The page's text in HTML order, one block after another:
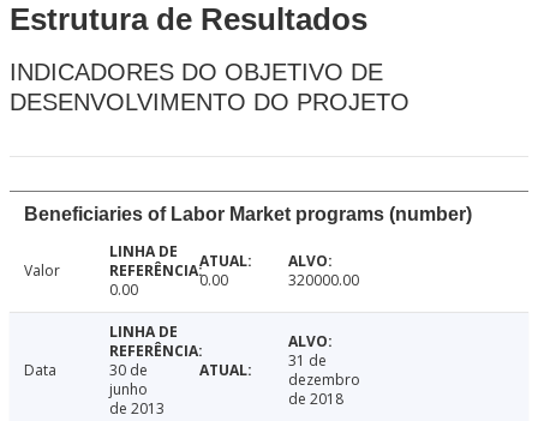
Estrutura de Resultados
INDICADORES DO OBJETIVO DE
DESENVOLVIMENTO DO PROJETO
Beneficiaries of Labor Market programs (number)
Valor
0.00
0.00 320000.00
Data
30 de
junho
de 2013
31 de
dezembro
de 2018